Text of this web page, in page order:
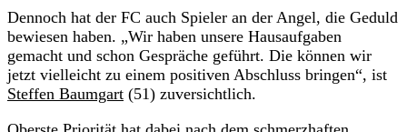
Dennoch hat der FC auch Spieler an der Angel, die Geduld
bewiesen haben. „Wir haben unsere Hausaufgaben
gemacht und schon Gespräche geführt. Die können wir
jetzt vielleicht zu einem positiven Abschluss bringen“, ist
Steffen Baumgart (51) zuversichtlich.